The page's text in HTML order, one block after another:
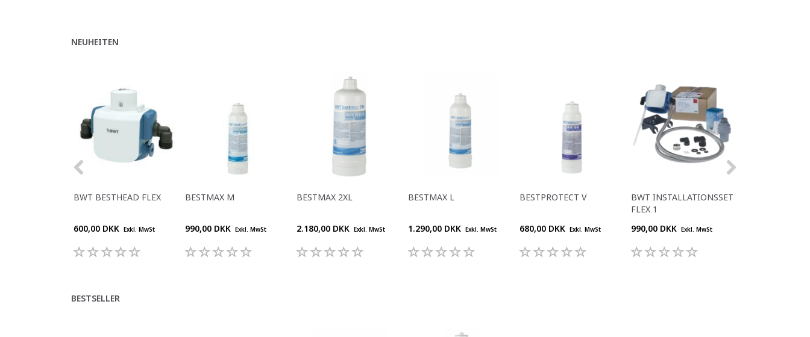
NEUHEITEN
BWT BESTHEAD FLEX
600,00 DKK Exkl. MwSt
BESTMAX M
990,00 DKK Exkl. MwSt
BESTMAX 2XL
2.180,00 DKK Exkl. MwSt
BESTMAX L
1.290,00 DKK Exkl. MwSt
BESTPROTECT V
680,00 DKK Exkl. MwSt
BWT INSTALLATIONSSET
FLEX 1
990,00 DKK Exkl. MwSt
BESTSELLER